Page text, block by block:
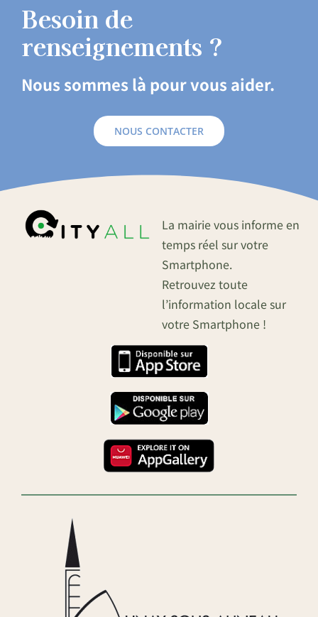
Besoin de
renseignements ?
Nous sommes là pour vous aider.
NOUS CONTACTER
La mairie vous informe en
temps réel sur votre
Smartphone.
Retrouvez toute
l’information locale sur
votre Smartphone !